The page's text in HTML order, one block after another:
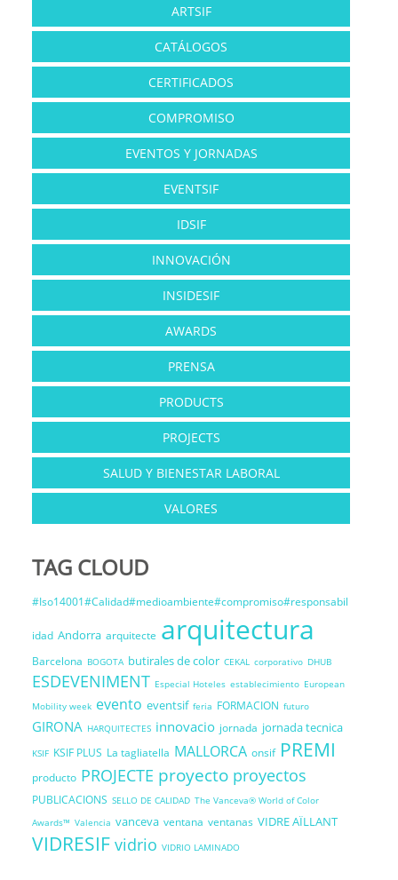
ARTSIF
CATÁLOGOS
CERTIFICADOS
COMPROMISO
EVENTOS Y JORNADAS
EVENTSIF
IDSIF
INNOVACIÓN
INSIDESIF
AWARDS
PRENSA
PRODUCTS
PROJECTS
SALUD Y BIENESTAR LABORAL
VALORES
TAG CLOUD
#Iso14001#Calidad#medioambiente#compromiso#responsabil
idad Andorra arquitecte arquitectura
Barcelona BOGOTA butirales de color CEKAL corporativo DHUB
ESDEVENIMENT Especial Hoteles establecimiento European
Mobility week evento eventsif feria FORMACION futuro
GIRONA HARQUITECTES innovacio jornada jornada tecnica
KSIF KSIF PLUS La tagliatella MALLORCA onsif PREMI
producto PROJECTE proyecto proyectos
PUBLICACIONS SELLO DE CALIDAD The Vanceva® World of Color
Awards™ Valencia vanceva ventana ventanas VIDRE AÏLLANT
VIDRESIF vidrio VIDRIO LAMINADO